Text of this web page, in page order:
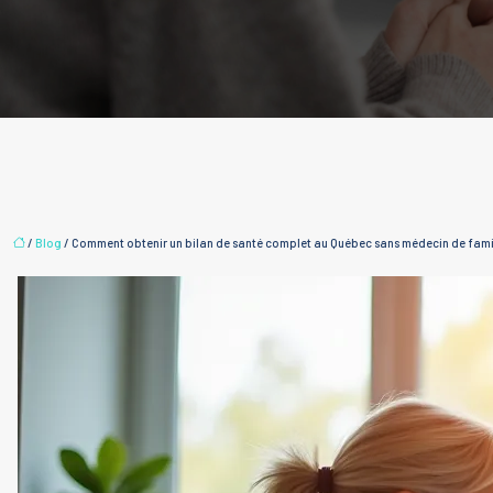
/ Blog / Comment obtenir un bilan de santé complet au Québec sans médecin de